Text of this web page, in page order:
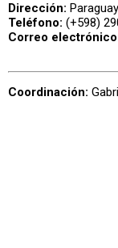
Dirección:
Teléfono: (+598)
Correo
Coordinación: